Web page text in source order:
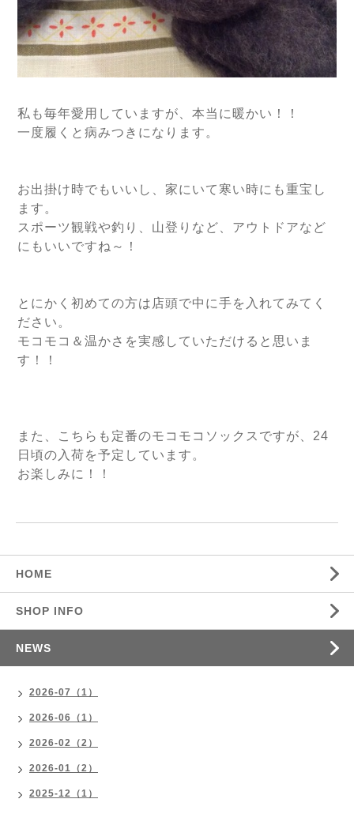
私も毎年愛用していますが、本当に暖かい！！
一度履くと病みつきになります。
お出掛け時でもいいし、家にいて寒い時にも重宝し
ます。
スポーツ観戦や釣り、山登りなど、アウトドアなど
にもいいですね～！
とにかく初めての方は店頭で中に手を入れてみてく
ださい。
モコモコ＆温かさを実感していただけると思いま
す！！
また、こちらも定番のモコモコソックスですが、24
日頃の入荷を予定しています。
お楽しみに！！
HOME
SHOP INFO
NEWS
2026-07（1）
2026-06（1）
2026-02（2）
2026-01（2）
2025-12（1）